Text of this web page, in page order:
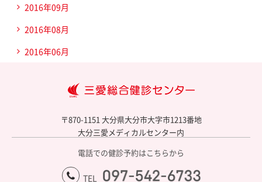
2016年09月
2016年08月
2016年06月
〒870-1151 大分県大分市大字市1213番地
大分三愛メディカルセンター内
電話での健診予約はこちらから
TEL 097-542-6733